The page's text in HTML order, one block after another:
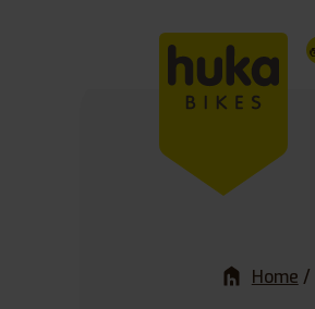
Home /